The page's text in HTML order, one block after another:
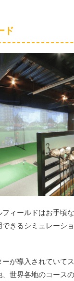
ド
ィールドはお手頃
きるシミュレーシ
が導入されていて
世界各地のコース